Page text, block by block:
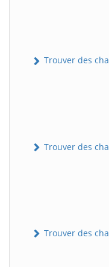
Trouver des
Trouver des
Trouver des